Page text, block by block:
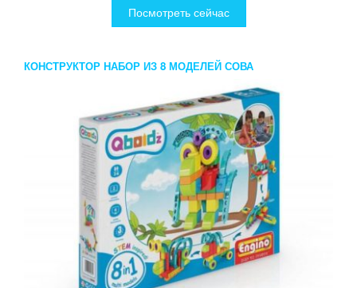
Посмотреть сейчас
КОНСТРУКТОР НАБОР ИЗ 8 МОДЕЛЕЙ СОВА